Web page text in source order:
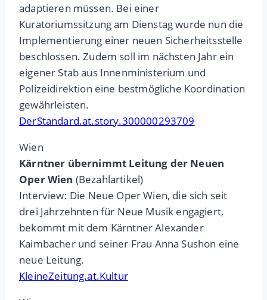
adaptieren müssen. Bei einer
Kuratoriumssitzung am Dienstag wurde nun die
Implementierung einer neuen Sicherheitsstelle
beschlossen. Zudem soll im nächsten Jahr ein
eigener Stab aus Innenministerium und
Polizeidirektion eine bestmögliche Koordination
gewährleisten.
DerStandard.at.story.300000293709
Wien
Kärntner übernimmt Leitung der Neuen
Oper Wien (Bezahlartikel)
Interview: Die Neue Oper Wien, die sich seit
drei Jahrzehnten für Neue Musik engagiert,
bekommt mit dem Kärntner Alexander
Kaimbacher und seiner Frau Anna Sushon eine
neue Leitung.
KleineZeitung.at.Kultur